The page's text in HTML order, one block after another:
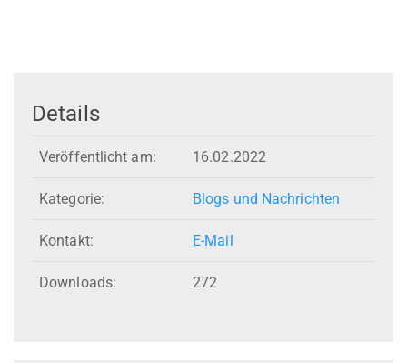
Details
Veröffentlicht am: 16.02.2022
Kategorie: Blogs und Nachrichten
Kontakt: E-Mail
Downloads: 272